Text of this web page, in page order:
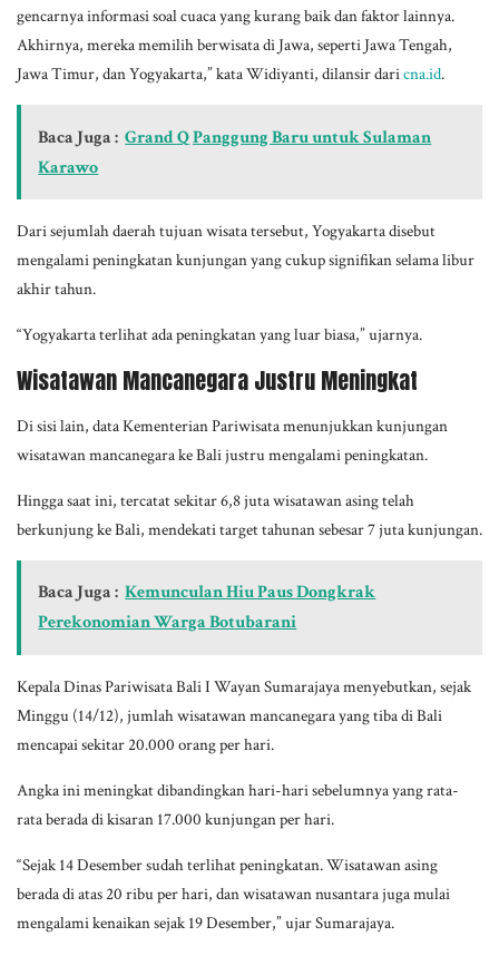
gencarnya informasi soal cuaca yang kurang baik dan faktor lainnya.
Akhirnya, mereka memilih berwisata di Jawa, seperti Jawa Tengah,
Jawa Timur, dan Yogyakarta,” kata Widiyanti, dilansir daricna.id.
Baca Juga : Grand Q Panggung Baru untuk Sulaman
Karawo
Dari sejumlah daerah tujuan wisata tersebut, Yogyakarta disebut
mengalami peningkatan kunjungan yang cukup signifikan selama libur
akhir tahun.
“Yogyakarta terlihat ada peningkatan yang luar biasa,” ujarnya.
Wisatawan Mancanegara Justru Meningkat
Di sisi lain, data Kementerian Pariwisata menunjukkan kunjungan
wisatawan mancanegara ke Bali justru mengalami peningkatan.
Hingga saat ini, tercatat sekitar 6,8 juta wisatawan asing telah
berkunjung ke Bali, mendekati target tahunan sebesar 7 juta kunjungan.
Baca Juga : Kemunculan Hiu Paus Dongkrak
Perekonomian Warga Botubarani
Kepala Dinas Pariwisata Bali I Wayan Sumarajaya menyebutkan, sejak
Minggu (14/12), jumlah wisatawan mancanegara yang tiba di Bali
mencapai sekitar 20.000 orang per hari.
Angka ini meningkat dibandingkan hari-hari sebelumnya yang rata-
rata berada di kisaran 17.000 kunjungan per hari.
“Sejak 14 Desember sudah terlihat peningkatan. Wisatawan asing
berada di atas 20 ribu per hari, dan wisatawan nusantara juga mulai
mengalami kenaikan sejak 19 Desember,” ujar Sumarajaya.